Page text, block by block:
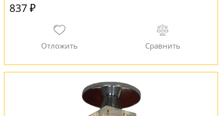
837 ₽